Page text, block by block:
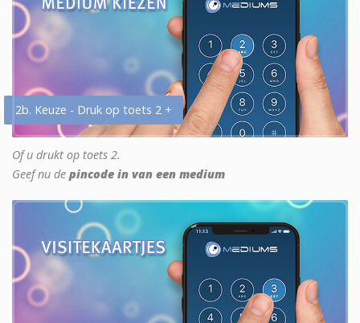
2b. Keuze - Druk op toets 2 +
Of u drukt op toets 2.
Geef nu de pincode in van een medium